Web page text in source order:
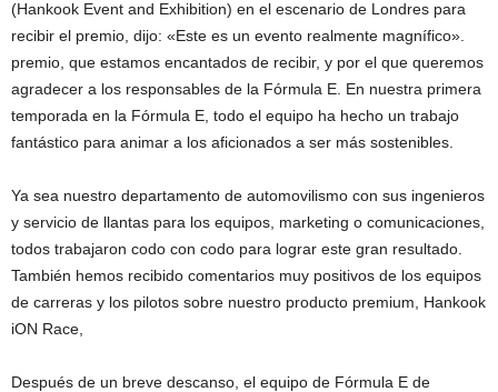
(Hankook Event and Exhibition) en el escenario de Londres para
recibir el premio, dijo: «Este es un evento realmente magnífico».
premio, que estamos encantados de recibir, y por el que queremos
agradecer a los responsables de la Fórmula E. En nuestra primera
temporada en la Fórmula E, todo el equipo ha hecho un trabajo
fantástico para animar a los aficionados a ser más sostenibles.
Ya sea nuestro departamento de automovilismo con sus ingenieros
y servicio de llantas para los equipos, marketing o comunicaciones,
todos trabajaron codo con codo para lograr este gran resultado.
También hemos recibido comentarios muy positivos de los equipos
de carreras y los pilotos sobre nuestro producto premium, Hankook
iON Race,
Después de un breve descanso, el equipo de Fórmula E de